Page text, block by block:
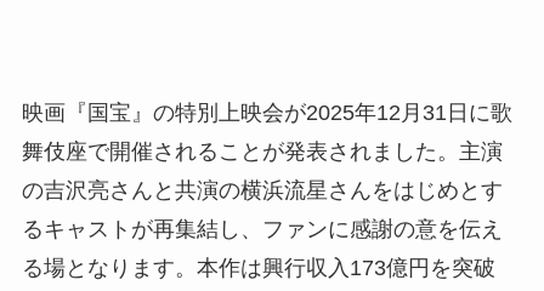
映画『国宝』の特別上映会が2025年12月31日に歌
舞伎座で開催されることが発表されました。主演
の吉沢亮さんと共演の横浜流星さんをはじめとす
るキャストが再集結し、ファンに感謝の意を伝え
る場となります。本作は興行収入173億円を突破